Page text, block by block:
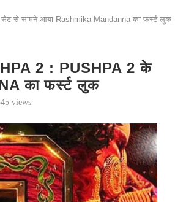
से सामने आया Rashmika Mandanna का फर्स्ट लुक
2 : PUSHPA 2 के
का फर्स्ट लुक
views